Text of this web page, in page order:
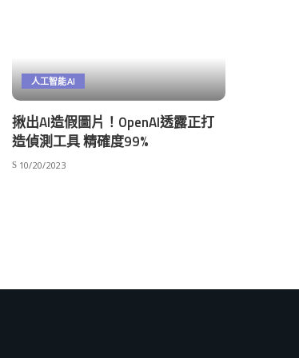
人工智能AI
揪出AI造假圖片！OpenAI透露正打
造偵測工具 精確度99%
10/20/2023